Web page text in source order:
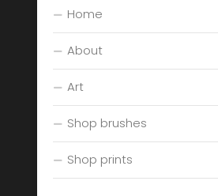
Home
About
Art
Shop brushes
Shop prints